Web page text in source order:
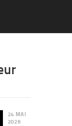
24 MAI
2026